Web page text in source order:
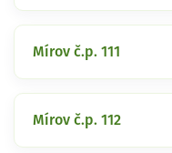
Mírov č.p. 111
Mírov č.p. 112